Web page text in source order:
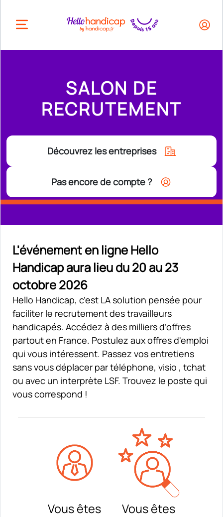
HEADER.OPEN_BUTTON
SALON DE
RECRUTEMENT
Découvrez les entreprises
Pas encore de compte ?
L'événement en ligne Hello
Handicap aura lieu du 20 au 23
octobre 2026
Hello Handicap, c’est LA solution pensée pour
faciliter le recrutement des travailleurs
handicapés. Accédez à des milliers d’offres
partout en France. Postulez aux offres d'emploi
qui vous intéressent. Passez vos entretiens
sans vous déplacer par téléphone, visio , tchat
ou avec un interprète LSF. Trouvez le poste qui
vous correspond !
Vous êtes
Vous êtes